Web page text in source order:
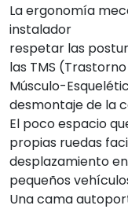
La ergonomía
instalador
respetar las
las TMS (Trastorno
Músculo-
desmontaje de la
El poco espacio
propias ruedas
desplazamiento
pequeños
Una cama